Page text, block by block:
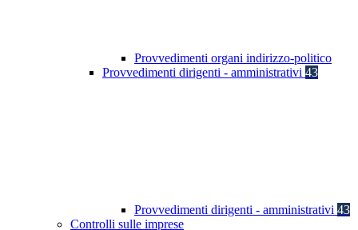
Provvedimenti organi indirizzo-politico
Provvedimenti dirigenti - amministrativi 43
Provvedimenti dirigenti - amministrativi 43
Controlli sulle imprese